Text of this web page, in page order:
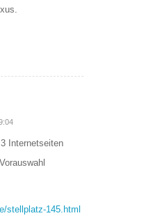
Internetseiten
stellplatz-145.html